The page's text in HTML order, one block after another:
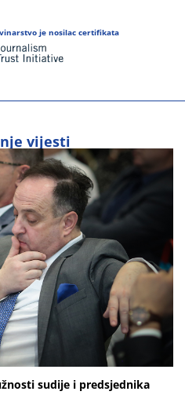
je nosilac certifikata
vijesti
sudije i predsjednika